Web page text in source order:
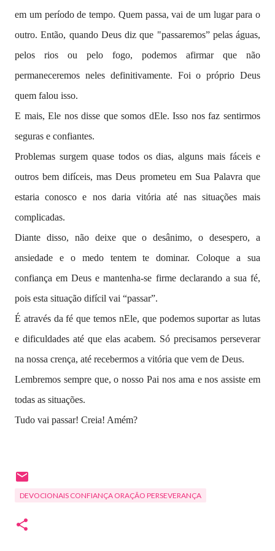
em um período de tempo. Quem passa, vai de um lugar para o
outro. Então, quando Deus diz que "passaremos” pelas águas,
pelos rios ou pelo fogo, podemos afirmar que não
permaneceremos neles definitivamente. Foi o próprio Deus
quem falou isso.
E mais, Ele nos disse que somos dEle. Isso nos faz sentirmos
seguras e confiantes.
Problemas surgem quase todos os dias, alguns mais fáceis e
outros bem difíceis, mas Deus prometeu em Sua Palavra que
estaria conosco e nos daria vitória até nas situações mais
complicadas.
Diante disso, não deixe que o desânimo, o desespero, a
ansiedade e o medo tentem te dominar. Coloque a sua
confiança em Deus e mantenha-se firme declarando a sua fé,
pois esta situação difícil vai “passar”.
É através da fé que temos nEle, que podemos suportar as lutas
e dificuldades até que elas acabem. Só precisamos perseverar
na nossa crença, até recebermos a vitória que vem de Deus.
Lembremos sempre que, o nosso Pai nos ama e nos assiste em
todas as situações.
Tudo vai passar! Creia! Amém?
DEVOCIONAIS CONFIANÇA ORAÇÃO PERSEVERANÇA